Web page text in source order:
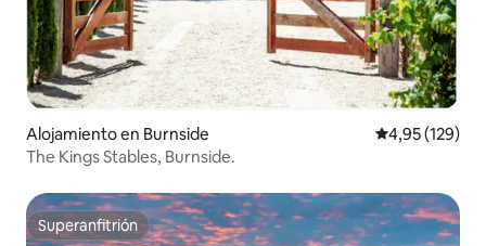
Alojamiento en Burnside Calificación
4,95 (129)
The Kings Stables, Burnside.
Superanfitrión
Superanfitrión